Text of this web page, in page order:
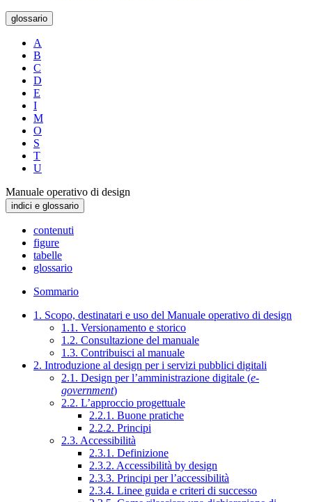
glossario
A
B
C
D
E
I
M
O
S
T
U
Manuale operativo di design
indici e glossario
contenuti
figure
tabelle
glossario
Sommario
1. Scopo, destinatari e uso del Manuale operativo di design
1.1. Versionamento e storico
1.2. Consultazione del manuale
1.3. Contribuisci al manuale
2. Introduzione al design per i servizi pubblici digitali
2.1. Design per l’amministrazione digitale (e-
government)
2.2. L’approccio progettuale
2.2.1. Buone pratiche
2.2.2. Principi
2.3. Accessibilità
2.3.1. Definizione
2.3.2. Accessibilità by design
2.3.3. Principi per l’accessibilità
2.3.4. Linee guida e criteri di successo